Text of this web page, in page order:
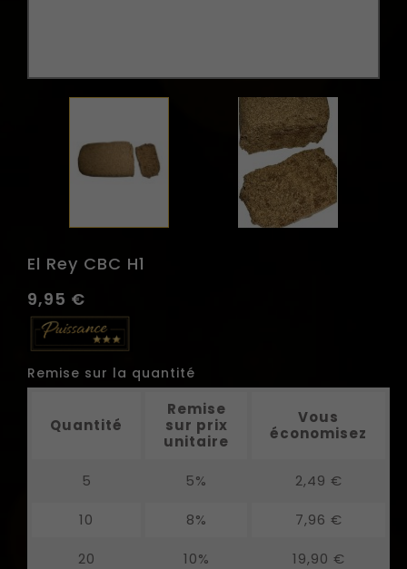
El Rey CBC H1
9,95 €
Remise sur la quantité
Quantité
Remise
sur prix
unitaire
Vous
économisez
5 5% 2,49 €
10 8% 7,96 €
20 10% 19,90 €